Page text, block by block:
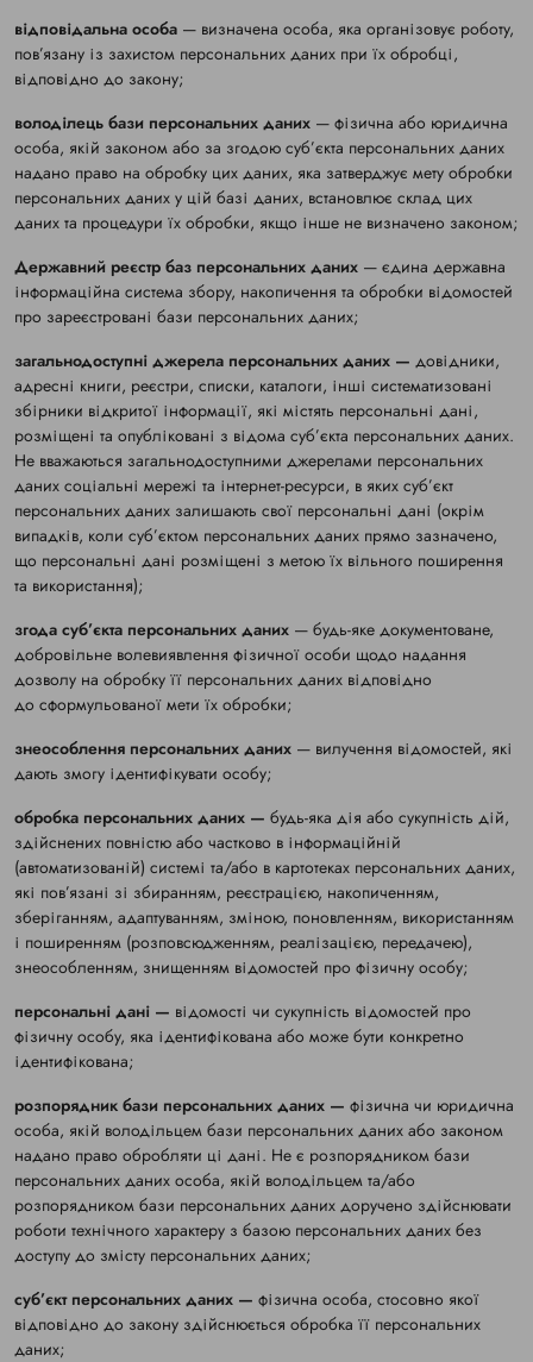
відповідальна особа — визначена особа, яка організовує роботу,
пов’язану із захистом персональних даних при їх обробці,
відповідно до закону;
володілець бази персональних даних — фізична або юридична
особа, якій законом або за згодою суб’єкта персональних даних
надано право на обробку цих даних, яка затверджує мету обробки
персональних даних у цій базі даних, встановлює склад цих
даних та процедури їх обробки, якщо інше не визначено законом;
Державний реєстр баз персональних даних — єдина державна
інформаційна система збору, накопичення та обробки відомостей
про зареєстровані бази персональних даних;
загальнодоступні джерела персональних даних — довідники,
адресні книги, реєстри, списки, каталоги, інші систематизовані
збірники відкритої інформації, які містять персональні дані,
розміщені та опубліковані з відома суб’єкта персональних даних.
Не вважаються загальнодоступними джерелами персональних
даних соціальні мережі та інтернет-ресурси, в яких суб’єкт
персональних даних залишають свої персональні дані (окрім
випадків, коли суб’єктом персональних даних прямо зазначено,
що персональні дані розміщені з метою їх вільного поширення
та використання);
згода суб’єкта персональних даних — будь-яке документоване,
добровільне волевиявлення фізичної особи щодо надання
дозволу на обробку її персональних даних відповідно
до сформульованої мети їх обробки;
знеособлення персональних даних — вилучення відомостей, які
дають змогу ідентифікувати особу;
обробка персональних даних — будь-яка дія або сукупність дій,
здійснених повністю або частково в інформаційній
(автоматизованій) системі та/або в картотеках персональних даних,
які пов’язані зі збиранням, реєстрацією, накопиченням,
зберіганням, адаптуванням, зміною, поновленням, використанням
і поширенням (розповсюдженням, реалізацією, передачею),
знеособленням, знищенням відомостей про фізичну особу;
персональні дані — відомості чи сукупність відомостей про
фізичну особу, яка ідентифікована або може бути конкретно
ідентифікована;
розпорядник бази персональних даних — фізична чи юридична
особа, якій володільцем бази персональних даних або законом
надано право обробляти ці дані. Не є розпорядником бази
персональних даних особа, якій володільцем та/або
розпорядником бази персональних даних доручено здійснювати
роботи технічного характеру з базою персональних даних без
доступу до змісту персональних даних;
суб’єкт персональних даних — фізична особа, стосовно якої
відповідно до закону здійснюється обробка її персональних
даних;